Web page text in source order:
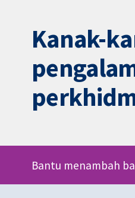
Kanak-
Bantu menambah